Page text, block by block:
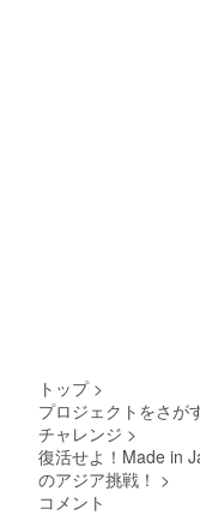
トップ >
プロジェクトをさが
チャレンジ >
復活せよ！Made in
のアジア挑戦！ >
コメント